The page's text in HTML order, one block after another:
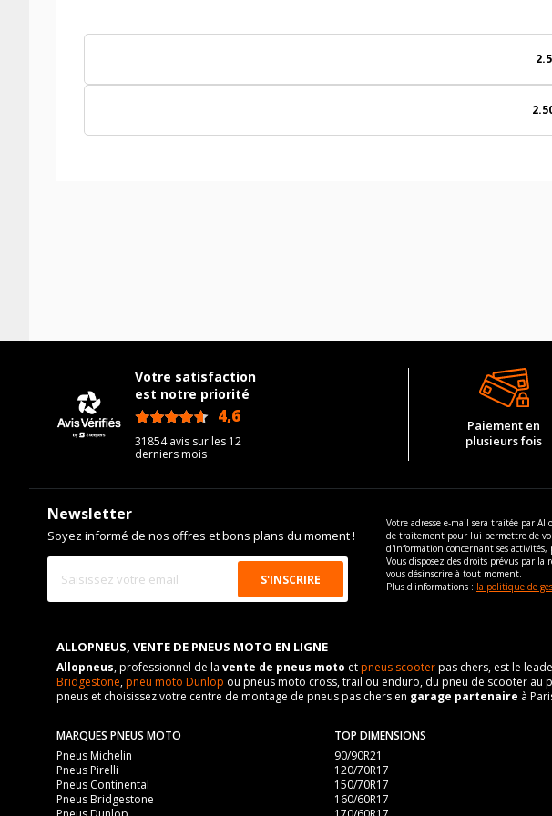
Votre satisfaction
est notre priorité
4,6
31854 avis sur les 12
derniers mois
Paiement en
plusieurs fois
Newsletter
Soyez informé de nos offres et bons plans du moment !
Votre adresse e-mail sera traitée par
de traitement pour lui permettre de
d'information concernant ses activités,
Vous disposez des droits prévus par
vous désinscrire à tout moment.
Plus d'informations : la politique de
ALLOPNEUS, VENTE DE PNEUS MOTO EN LIGNE
Allopneus, professionnel de la vente de pneus moto etpneus scooterpas chers, est le
Bridgestone,pneu moto Dunlop ou pneus moto cross, trail ou enduro, du pneu de scooter au
pneus et choisissez votre centre de montage de pneus pas chers en garage partenaire à
MARQUES PNEUS MOTO
Pneus Michelin
Pneus Pirelli
Pneus Continental
Pneus Bridgestone
TOP DIMENSIONS
90/90R21
120/70R17
150/70R17
160/60R17